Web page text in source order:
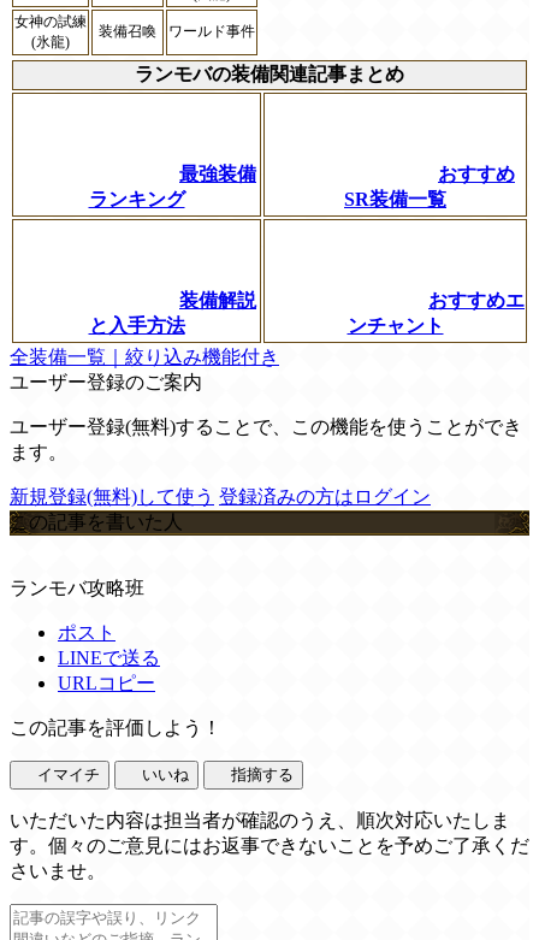
女神の試練
(氷龍)
装備召喚 ワールド事件
ランモバの装備関連記事まとめ
最強装備
ランキング
おすすめ
SR装備一覧
装備解説
と入手方法
おすすめエ
ンチャント
全装備一覧｜絞り込み機能付き
ユーザー登録のご案内
ユーザー登録(無料)することで、この機能を使うことができ
ます。
新規登録(無料)して使う 登録済みの方はログイン
この記事を書いた人
ランモバ攻略班
ポスト
LINEで送る
URLコピー
この記事を評価しよう！
イマイチ いいね 指摘する
いただいた内容は担当者が確認のうえ、順次対応いたしま
す。個々のご意見にはお返事できないことを予めご了承くだ
さいませ。